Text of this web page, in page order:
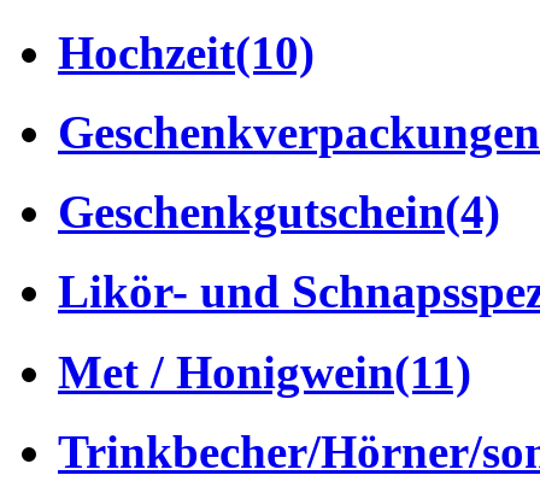
Hochzeit(10)
Geschenkverpackungen
Geschenkgutschein(4)
Likör- und
Met / Honigwein(11)
Trinkbecher/Hörner/